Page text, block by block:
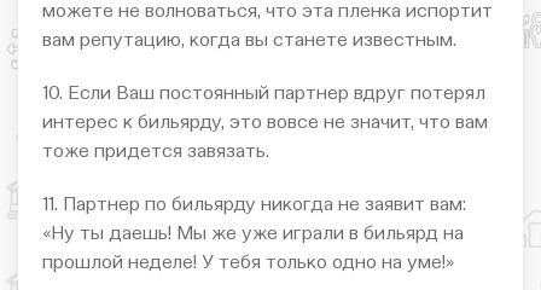
можете не волноваться, что эта пленка испортит
вам репутацию, когда вы станете известным.
10. Если Ваш постоянный партнер вдруг потерял
интерес к бильярду, это вовсе не значит, что вам
тоже придется завязать.
11. Партнер по бильярду никогда не заявит вам:
«Ну ты даешь! Мы же уже играли в бильярд на
прошлой неделе! У тебя только одно на уме!»